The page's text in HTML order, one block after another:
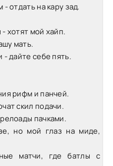
отдать на кару зад.
хотят мой хайп.
мать.
- дайте себе пять.
рифм и панчей.
скил подачи.
пачками.
но мой глаз на миде,
матчи, где батлы с